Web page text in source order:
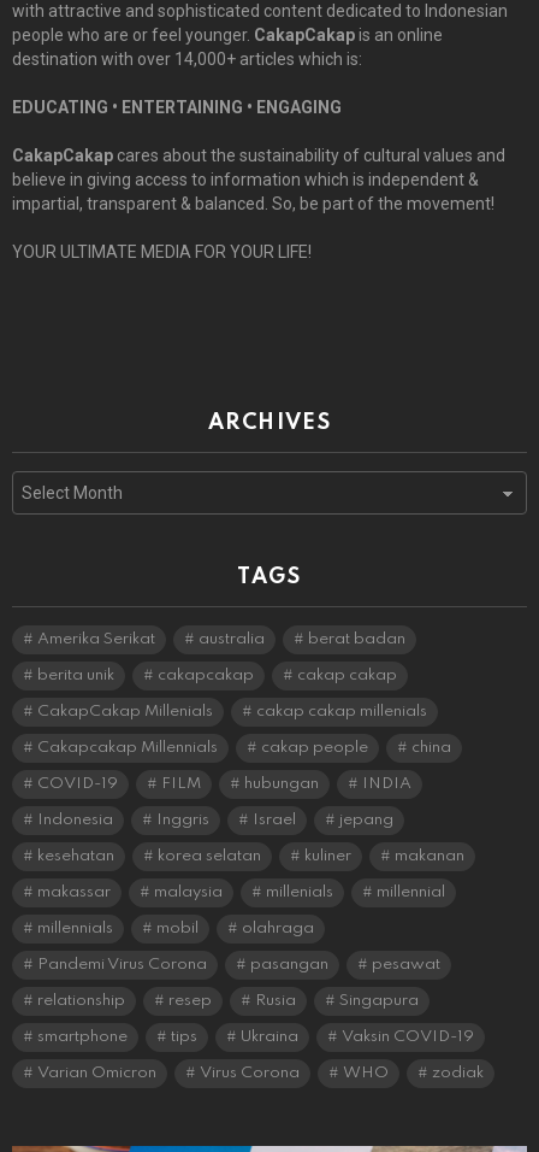
with attractive and sophisticated content dedicated to Indonesian
people who are or feel younger. CakapCakapis an online
destination with over 14,000+ articles which is:
EDUCATING • ENTERTAINING • ENGAGING
CakapCakap cares about the sustainability of cultural values and
believe in giving access to information which is independent &
impartial, transparent & balanced. So, be part of the movement!
YOUR ULTIMATE MEDIA FOR YOUR LIFE!
ARCHIVES
TAGS
Amerika Serikat australia berat badan
berita unik cakapcakap cakap cakap
CakapCakap Millenials cakap cakap millenials
Cakapcakap Millennials cakap people china
COVID-19 FILM hubungan INDIA
Indonesia Inggris Israel jepang
kesehatan korea selatan kuliner makanan
makassar malaysia millenials millennial
millennials mobil olahraga
Pandemi Virus Corona pasangan pesawat
relationship resep Rusia Singapura
smartphone tips Ukraina Vaksin COVID-19
Varian Omicron Virus Corona WHO zodiak